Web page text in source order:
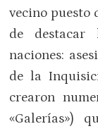
vecino puesto
de destacar
naciones:
de la
crearon
«Galerías»)